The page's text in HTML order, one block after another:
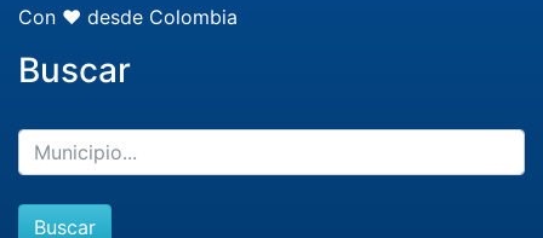
Con ❤️ desde Colombia
Buscar
Buscar